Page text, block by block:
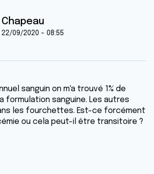
Chapeau
22/09/2020 - 08:55
sanguin on m'a trouvé 1% de
formulation sanguine. Les autres
les fourchettes. Est-ce forcément
ou cela peut-il être transitoire ?